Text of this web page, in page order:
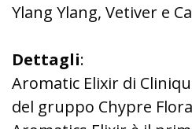
Ylang Ylang, Vetiver e
Dettagli:
Aromatic Elixir di
del gruppo Chypre